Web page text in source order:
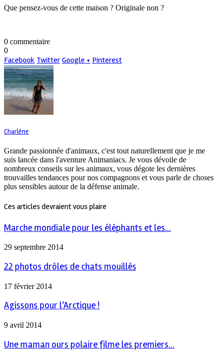
Que pensez-vous de cette maison ? Originale non ?
0 commentaire
0
Facebook Twitter Google + Pinterest
Charlène
Grande passionnée d'animaux, c'est tout naturellement que je me
suis lancée dans l'aventure Animaniacs. Je vous dévoile de
nombreux conseils sur les animaux, vous dégote les dernières
trouvailles tendances pour nos compagnons et vous parle de choses
plus sensibles autour de la défense animale.
Ces articles devraient vous plaire
Marche mondiale pour les éléphants et les...
29 septembre 2014
22 photos drôles de chats mouillés
17 février 2014
Agissons pour l’Arctique !
9 avril 2014
Une maman ours polaire filme les premiers...